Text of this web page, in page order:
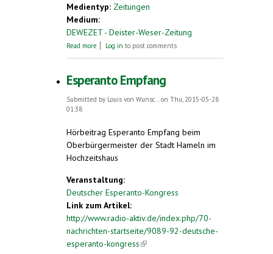
Medientyp: Zeitungen
Medium:
DEWEZET - Deister-Weser-Zeitung
Read more about In Esperanto auf den Spuren von
Log in to post comments
Esperanto Empfang
Submitted by Louis von Wunsc...on Thu, 2015-05-28
01:38
Hörbeitrag Esperanto Empfang beim
Oberbürgermeister der Stadt Hameln im
Hochzeitshaus
Veranstaltung:
Deutscher Esperanto-Kongress
Link zum Artikel:
http://www.radio-aktiv.de/index.php/70-
nachrichten-startseite/9089-92-deutsche-
esperanto-kongress(link is external)